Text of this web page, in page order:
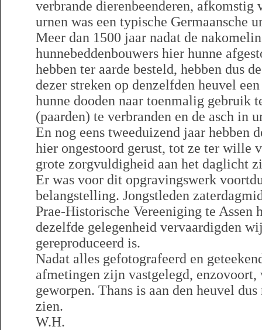
verbrande dierenbeenderen, afkomstig
urnen was een typische Germaansche
Meer dan 1500 jaar nadat de
hunnebeddenbouwers hier hunne
hebben ter aarde besteld, hebben dus
dezer streken op denzelfden heuvel
hunne dooden naar toenmalig gebruik
(paarden) te verbranden en de asch in
En nog eens tweeduizend jaar hebben
hier ongestoord gerust, tot ze ter wille
grote zorgvuldigheid aan het daglicht
Er was voor dit opgravingswerk
belangstelling. Jongstleden
Prae-Historische Vereeniging te Assen
dezelfde gelegenheid vervaardigden
gereproduceerd is.
Nadat alles gefotografeerd en
afmetingen zijn vastgelegd,
geworpen. Thans is aan den heuvel
zien.
W.H.